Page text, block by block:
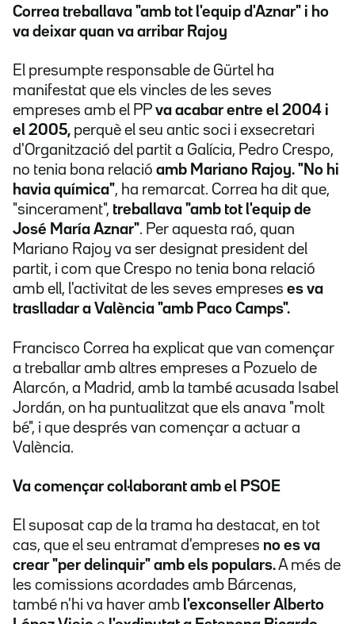
Correa treballava "amb tot l'equip d'Aznar" i ho
va deixar quan va arribar Rajoy
El presumpte responsable de Gürtel ha
manifestat que els vincles de les seves
empreses amb el PP va acabar entre el 2004 i
el 2005, perquè el seu antic soci i exsecretari
d'Organització del partit a Galícia, Pedro Crespo,
no tenia bona relació amb Mariano Rajoy. "No hi
havia química", ha remarcat. Correa ha dit que,
"sincerament", treballava "amb tot l'equip de
José María Aznar". Per aquesta raó, quan
Mariano Rajoy va ser designat president del
partit, i com que Crespo no tenia bona relació
amb ell, l'activitat de les seves empreses es va
traslladar a València "amb Paco Camps".
Francisco Correa ha explicat que van començar
a treballar amb altres empreses a Pozuelo de
Alarcón, a Madrid, amb la també acusada Isabel
Jordán, on ha puntualitzat que els anava "molt
bé", i que després van començar a actuar a
València.
Va començar col·laborant amb el PSOE
El suposat cap de la trama ha destacat, en tot
cas, que el seu entramat d'empreses no es va
crear "per delinquir" amb els populars.A més de
les comissions acordades amb Bárcenas,
també n'hi va haver amb l'exconseller Alberto